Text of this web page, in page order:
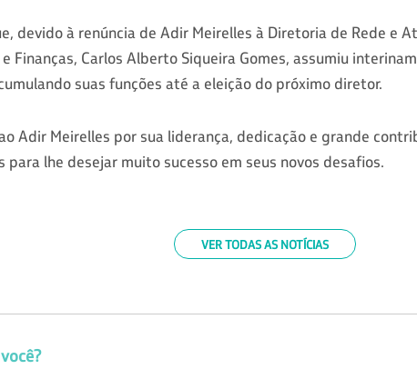
devido à renúncia de Adir Meirelles à Diretoria de Rede e
Finanças, Carlos Alberto Siqueira Gomes, assumiu
suas funções até a eleição do próximo diretor.
Adir Meirelles por sua liderança, dedicação e grande
para lhe desejar muito sucesso em seus novos desafios.
VER TODAS AS NOTÍCIAS